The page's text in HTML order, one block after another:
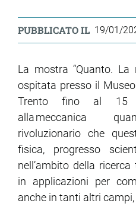
PUBBLICATO IL 19/01/
La mostra “Quanto. La
ospitata presso il
Trento fino al 15
alla meccanica
rivoluzionario che
fisica, progresso
nell’ambito della
in applicazioni per
anche in tanti altri